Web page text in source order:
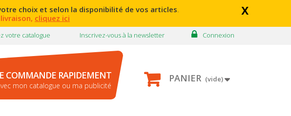
x
choix et selon la disponibilité de vos articles.
cliquez ici
Connexion
Inscrivez-vous à la newsletter
votre catalogue
COMMANDE RAPIDEMENT
mon catalogue ou ma publicité
PANIER (vide)